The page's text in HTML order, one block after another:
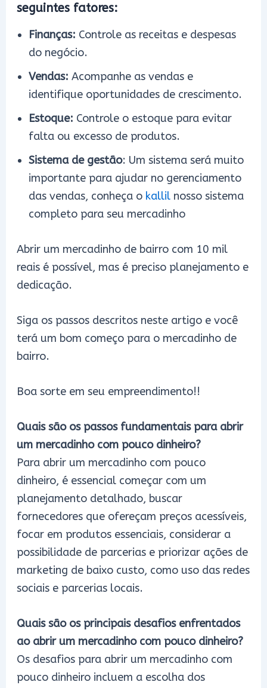
seguintes fatores:
Finanças: Controle as receitas e despesas
do negócio.
Vendas: Acompanhe as vendas e
identifique oportunidades de crescimento.
Estoque: Controle o estoque para evitar
falta ou excesso de produtos.
Sistema de gestão: Um sistema será muito
importante para ajudar no gerenciamento
das vendas, conheça o kallil nosso sistema
completo para seu mercadinho
Abrir um mercadinho de bairro com 10 mil
reais é possível, mas é preciso planejamento e
dedicação.
Siga os passos descritos neste artigo e você
terá um bom começo para o mercadinho de
bairro.
Boa sorte em seu empreendimento!!
Quais são os passos fundamentais para abrir
um mercadinho com pouco dinheiro?
Para abrir um mercadinho com pouco
dinheiro, é essencial começar com um
planejamento detalhado, buscar
fornecedores que ofereçam preços acessíveis,
focar em produtos essenciais, considerar a
possibilidade de parcerias e priorizar ações de
marketing de baixo custo, como uso das redes
sociais e parcerias locais.
Quais são os principais desafios enfrentados
ao abrir um mercadinho com pouco dinheiro?
Os desafios para abrir um mercadinho com
pouco dinheiro incluem a escolha dos